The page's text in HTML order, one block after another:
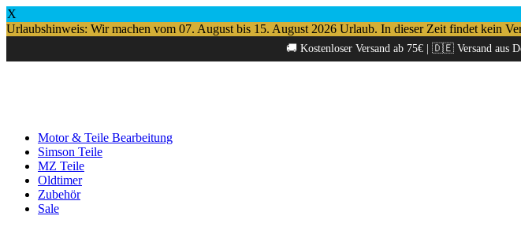
X
Urlaubshinweis: Wir machen vom 07. August bis 15. August 2026 Urlaub. In dieser Zeit findet kein
🚚 Kostenloser Versand ab 75€ | 🇩🇪 Versand aus
Motor & Teile Bearbeitung
Simson Teile
MZ Teile
Oldtimer
Zubehör
Sale